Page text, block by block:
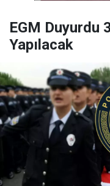
EGM Duyurdu
Yapılacak